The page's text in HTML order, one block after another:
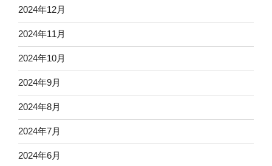
2024年12月
2024年11月
2024年10月
2024年9月
2024年8月
2024年7月
2024年6月